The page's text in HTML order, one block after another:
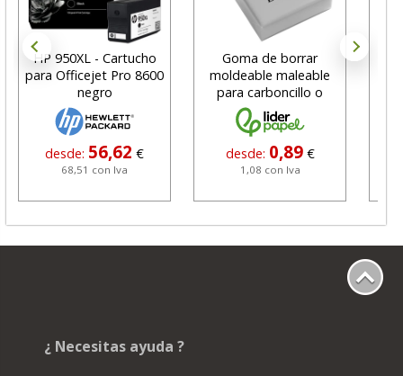
HP 950XL - Cartucho
para Officejet Pro 8600
negro
desde: 56,62 €
68,51 con Iva
Goma de borrar
moldeable maleable
para carboncillo o
grafito
desde: 0,89 €
1,08 con Iva
¿ Necesitas ayuda ?